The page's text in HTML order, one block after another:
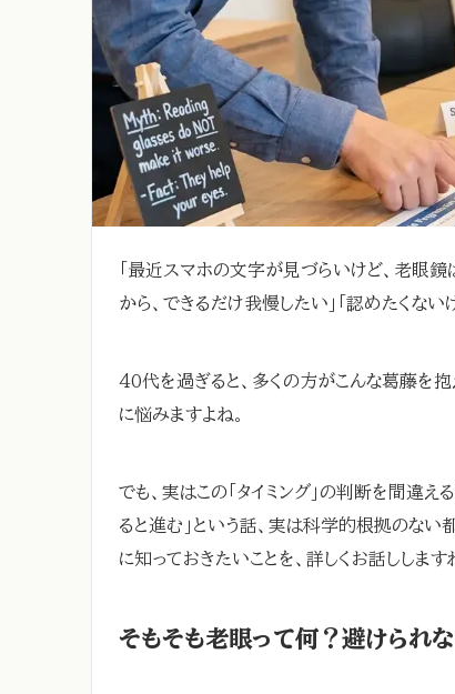
「最近スマホの文字が見づらいけど、老眼
から、できるだけ我慢したい」「認めたくな
40代を過ぎると、多くの方がこんな葛藤を抱
に悩みますよね。
でも、実はこの「タイミング」の判断を間違え
ると進む」という話、実は科学的根拠のな
に知っておきたいことを、詳しくお話しします
そもそも老眼って何？避けられ